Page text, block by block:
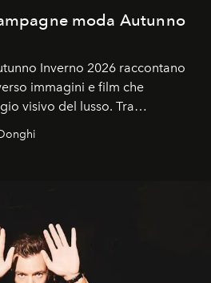
moda Autunno
Inverno 2026 raccontano
immagini e film che
visivo del lusso. Tra
volti della cultura
d'autore, le maison
e desiderio.